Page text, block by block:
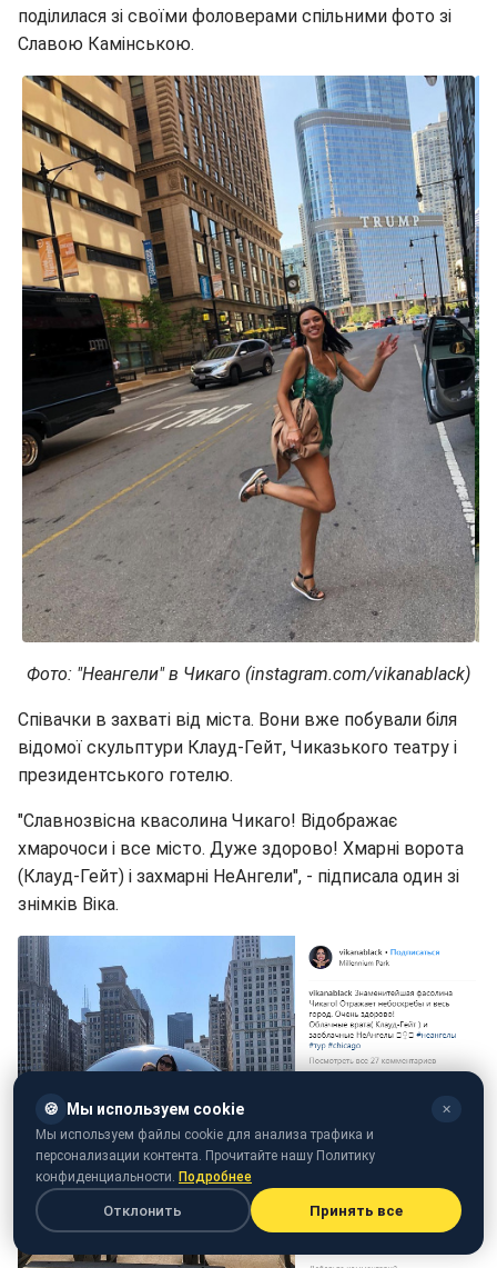
поділилася зі своїми фоловерами спільними фото зі
Славою Камінською.
Фото: "Неангели" в Чикаго (instagram.com/vikanablack)
Співачки в захваті від міста. Вони вже побували біля
відомої скульптури Клауд-Гейт, Чиказького театру і
президентського готелю.
"Славнозвісна квасолина Чикаго! Відображає
хмарочоси і все місто. Дуже здорово! Хмарні ворота
(Клауд-Гейт) і захмарні НеАнгели", - підписала один зі
знімків Віка.
🍪 Мы используем cookie ✕
Мы используем файлы cookie для анализа трафика и
персонализации контента. Прочитайте нашу Политику
конфиденциальности. Подробнее
Отклонить Принять все